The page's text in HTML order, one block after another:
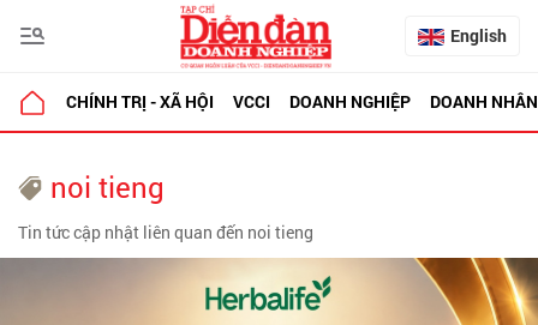
English
CHÍNH TRỊ - XÃ HỘI VCCI DOANH NGHIỆP DOANH NHÂN
noi tieng
Tin tức cập nhật liên quan đến noi tieng